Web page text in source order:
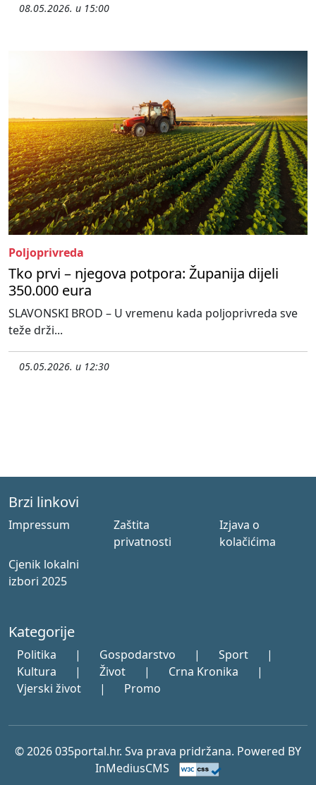
08.05.2026. u 15:00
Poljoprivreda
Tko prvi – njegova potpora: Županija dijeli
350.000 eura
SLAVONSKI BROD – U vremenu kada poljoprivreda sve
teže drži...
05.05.2026. u 12:30
Brzi linkovi
Impressum
Zaštita
privatnosti
Izjava o
kolačićima
Cjenik lokalni
izbori 2025
Kategorije
Politika | Gospodarstvo | Sport
|
Kultura
| Život | Crna Kronika
|
Vjerski život
| Promo
© 2026 035portal.hr. Sva prava pridržana. Powered BY
InMediusCMS